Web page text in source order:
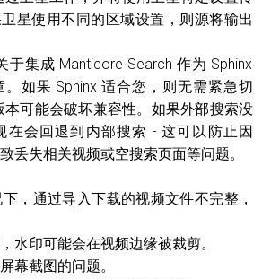
星使用不同的区域设置，则源将输出
于集成 Manticore Search 作为 Sphinx
如果 Sphinx 适合您，则无需紧急切
本可能会破坏兼容性。如果外部搜索没
在会回退到内部搜索 - 这可以防止因
丢失相关视频或空搜索页面等问题。
，通过导入下载的视频文件不完整，
水印可能会在视频边缘被裁剪。
幕截图的问题。